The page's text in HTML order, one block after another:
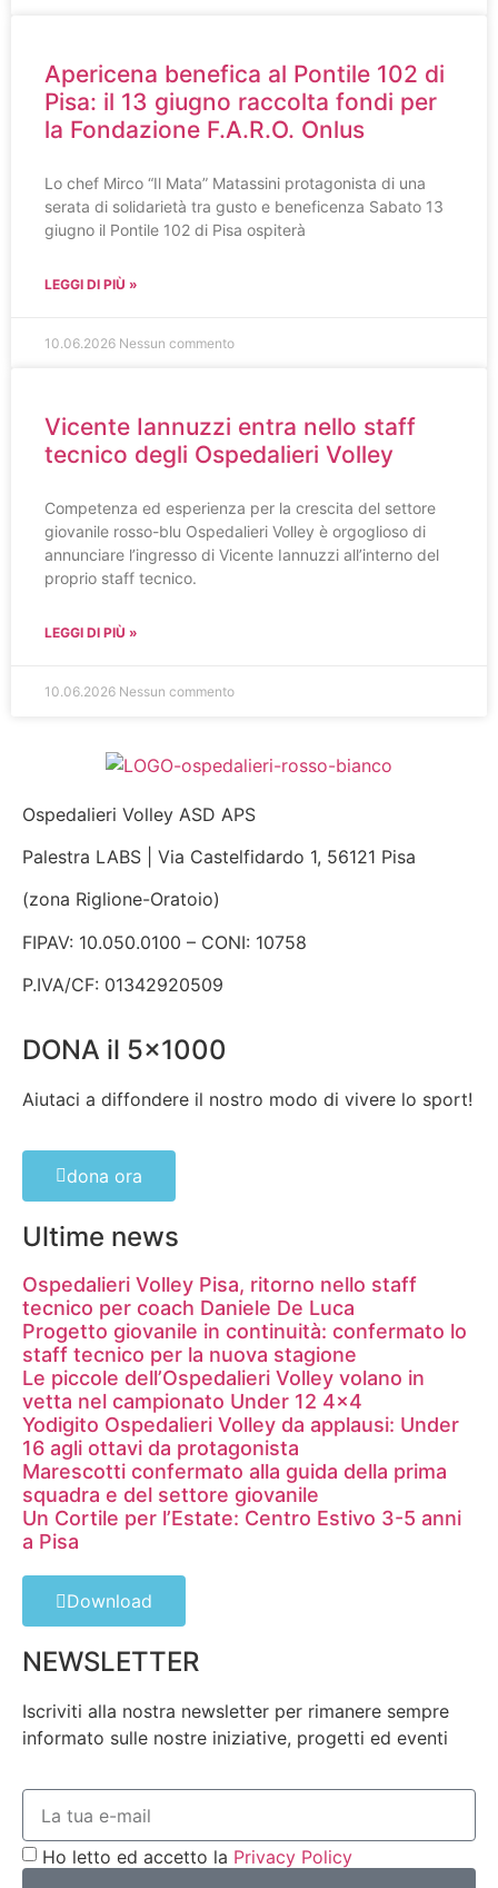
Apericena benefica al Pontile 102 di
Pisa: il 13 giugno raccolta fondi per
la Fondazione F.A.R.O. Onlus
Lo chef Mirco “Il Mata” Matassini protagonista di una
serata di solidarietà tra gusto e beneficenza Sabato 13
giugno il Pontile 102 di Pisa ospiterà
LEGGI DI PIÙ »
10.06.2026 Nessun commento
Vicente Iannuzzi entra nello staff
tecnico degli Ospedalieri Volley
Competenza ed esperienza per la crescita del settore
giovanile rosso-blu Ospedalieri Volley è orgoglioso di
annunciare l’ingresso di Vicente Iannuzzi all’interno del
proprio staff tecnico.
LEGGI DI PIÙ »
10.06.2026 Nessun commento
Ospedalieri Volley ASD APS
Palestra LABS | Via Castelfidardo 1, 56121 Pisa
(zona Riglione-Oratoio)
FIPAV: 10.050.0100 – CONI: 10758
P.IVA/CF: 01342920509
DONA il 5x1000
Aiutaci a diffondere il nostro modo di vivere lo sport!
dona ora
Ultime news
Ospedalieri Volley Pisa, ritorno nello staff
tecnico per coach Daniele De Luca
Progetto giovanile in continuità: confermato lo
staff tecnico per la nuova stagione
Le piccole dell’Ospedalieri Volley volano in
vetta nel campionato Under 12 4×4
Yodigito Ospedalieri Volley da applausi: Under
16 agli ottavi da protagonista
Marescotti confermato alla guida della prima
squadra e del settore giovanile
Un Cortile per l’Estate: Centro Estivo 3-5 anni
a Pisa
Download
NEWSLETTER
Iscriviti alla nostra newsletter per rimanere sempre
informato sulle nostre iniziative, progetti ed eventi
Ho letto ed accetto la Privacy Policy